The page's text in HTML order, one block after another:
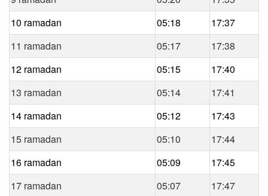
10 ramadan
05:18
17:37
11 ramadan
05:17
17:38
12 ramadan
05:15
17:40
13 ramadan
05:14
17:41
14 ramadan
05:12
17:43
15 ramadan
05:10
17:44
16 ramadan
05:09
17:45
17 ramadan
05:07
17:47